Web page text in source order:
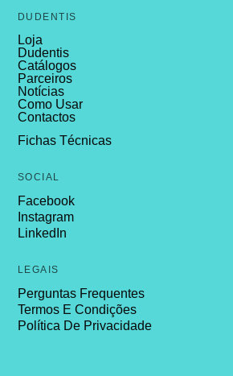
DUDENTIS
Loja
Dudentis
Catálogos
Parceiros
Notícias
Como Usar
Contactos
Fichas Técnicas
SOCIAL
Facebook
Instagram
LinkedIn
LEGAIS
Perguntas Frequentes
Termos E Condições
Política De Privacidade